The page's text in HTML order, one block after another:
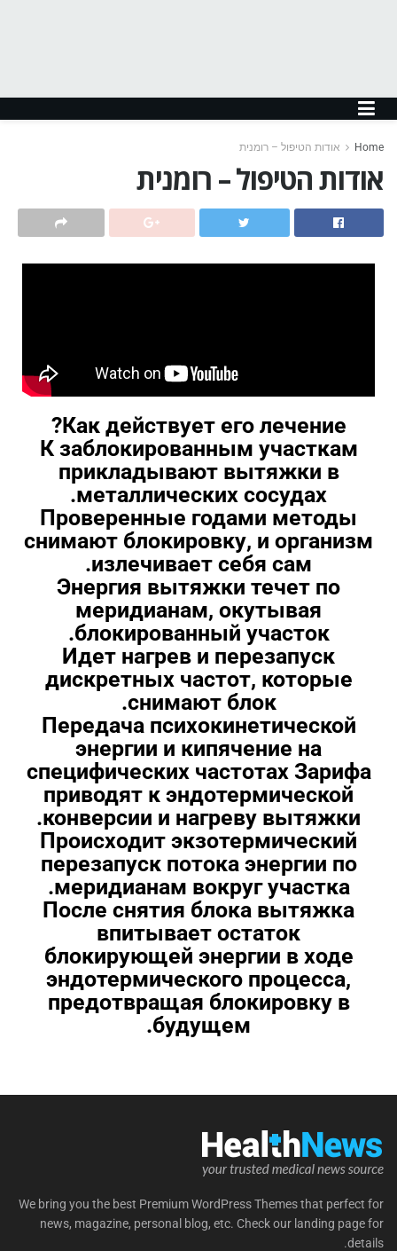
Home אודות הטיפול – רומנית
אודות הטיפול – רומנית
Как действует его лечение?
К заблокированным участкам
прикладывают вытяжки в
металлических сосудах.
Проверенные годами методы
снимают блокировку, и организм
излечивает себя сам.
Энергия вытяжки течет по
меридианам, окутывая
блокированный участок.
Идет нагрев и перезапуск
дискретных частот, которые
снимают блок.
Передача психокинетической
энергии и кипячение на
специфических частотах Зарифа
приводят к эндотермической
конверсии и нагреву вытяжки.
Происходит экзотермический
перезапуск потока энергии по
меридианам вокруг участка.
После снятия блока вытяжка
впитывает остаток
блокирующей энергии в ходе
эндотермического процесса,
предотвращая блокировку в
будущем.
We bring you the best Premium WordPress Themes that perfect for
news, magazine, personal blog, etc. Check our landing page for
details.